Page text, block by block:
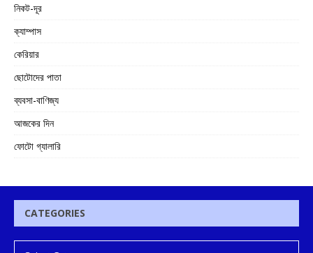
নিকট-দূর
ক্যাম্পাস
কেরিয়ার
ছোটোদের পাতা
ব্যবসা-বাণিজ্য
আজকের দিন
ফোটো গ্যালারি
CATEGORIES